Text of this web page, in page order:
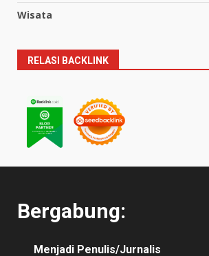
Wisata
RELASI BACKLINK
Bergabung:
Menjadi Penulis/Jurnalis